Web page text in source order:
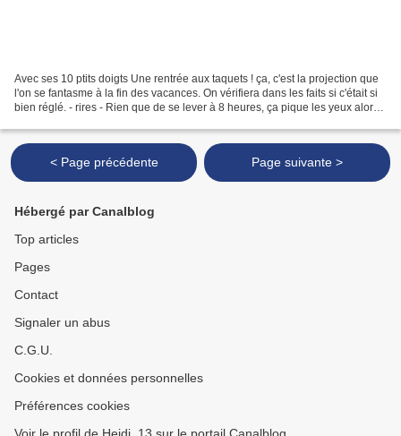
Avec ses 10 ptits doigts Une rentrée aux taquets ! ça, c'est la projection que
l'on se fantasme à la fin des vacances. On vérifiera dans les faits si c'était si
bien réglé. - rires - Rien que de se lever à 8 heures, ça pique les yeux alors
< Page précédente Page suivante >
Hébergé par Canalblog
Top articles
Pages
Contact
Signaler un abus
C.G.U.
Cookies et données personnelles
Préférences cookies